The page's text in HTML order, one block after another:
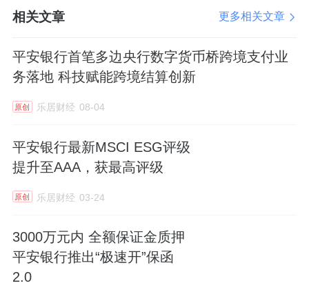
行信用卡打造“反黑训练营”快闪互动、《美好
题传播等线上线下多种形式的教育宣传活动，
帮助公众识别黑灰产陷阱，增强金融素养。
未来，平安银行信用卡将继续深化“联防共
治”，联合政府、行业协会及社会各方，共享资
源、信息与作战能力，推动金融教育普及与消
同时，平安银行信用卡提醒金融消费者应警惕
“代理维权”“征信修复”“债务减免”等黑灰产骗
相关文章 更多相关文章
平安银行首笔多边央行数字货币桥跨境支付业
务落地 科技赋能跨境结算创新
原创 乐居财经 08-04
平安银行最新MSCI ESG评级
提升至AAA，获最高评级
原创 乐居财经 03-24
3000万元内 全额保证金质押
平安银行推出“极速开”保函
2.0